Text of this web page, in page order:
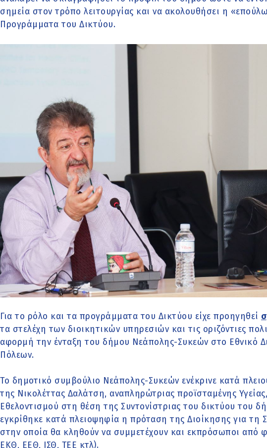
σημεία στον τρόπο λειτουργίας και να ακολουθήσει η
Προγράμματα του Δικτύου.
Για το ρόλο και τα προγράμματα του Δικτύου είχε προηγηθεί
τα στελέχη των διοικητικών υπηρεσιών και τις οριζόντιες
αφορμή την ένταξη του δήμου Νεάπολης-Συκεών στο Εθνικό
Πόλεων.
Το δημοτικό συμβούλιο Νεάπολης-Συκεών ενέκρινε κατά
της Νικολέττας Δαλάτση, αναπληρώτριας προϊσταμένης
Εθελοντισμού στη θέση της Συντονίστριας του δικτύου του
εγκρίθηκε κατά πλειοψηφία η πρόταση της Διοίκησης για τη
στην οποία θα κληθούν να συμμετέχουν και εκπρόσωποι από
ΕΚΘ, ΕΕΘ, ΙΣΘ, ΤΕΕ κτλ).